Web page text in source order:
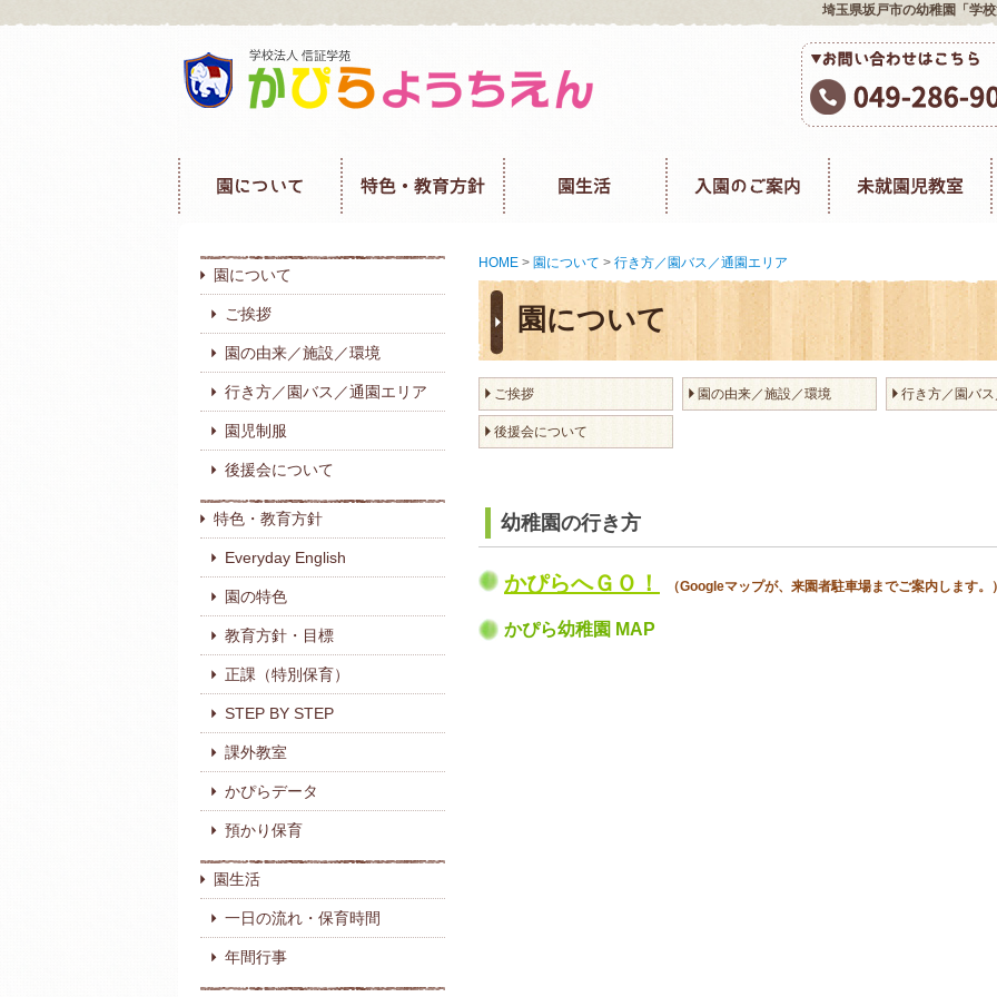
埼玉県坂戸市の幼稚園「学
園について
ご挨拶
園の由来／施設／環境
行き方／園バス／通園エリア
園児制服
後援会について
特色・教育方針
Everyday English
園の特色
教育方針・目標
正課（特別保育）
STEP BY STEP
課外教室
かぴらデータ
預かり保育
園生活
一日の流れ・保育時間
年間行事
HOME > 園について > 行き方／園バス／通園エリア
園について
ご挨拶 園の由来／施設／環境 行き方／園バ
後援会について
幼稚園の行き方
かぴらへＧＯ！ （Googleマップが、来園者駐車場までご案内します。
かぴら幼稚園 MAP